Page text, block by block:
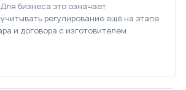
бизнеса это означает
регулирование ещё на этапе
и договора с изготовителем.